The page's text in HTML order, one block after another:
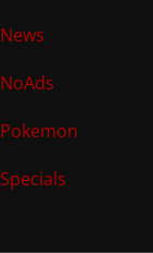
News
NoAds
Pokemon
Specials